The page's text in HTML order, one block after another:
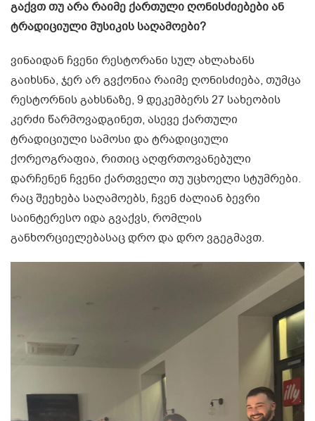
გაქვთ თუ არა რაიმე ქართული ღონისძიებები ან
ტრადიციული მუსიკის საღამოები?
ვინაიდან ჩვენი რესტორანი სულ ახლახანს
გაიხსნა, ჯერ არ გვქონია რაიმე ღონისძიება, თუმცა
რესტორნის გახსნაზე, 9 დეკემბერს 27 სახეობის
კერძი წარმოვადგინეთ, ასევე ქართული
ტრადიციული სამოსი და ტრადიციული
ქორეოგრაფია, რითიც აღფრთოვანებული
დარჩენენ ჩვენი ქართველი თუ უცხოელი სტუმრები.
რაც შეეხება საღამოებს, ჩვენ ძალიან ბევრი
საინტერესო იდა გვაქვს, რომლის
განხორციელებასაც დრო და დრო ვგეგმავთ.